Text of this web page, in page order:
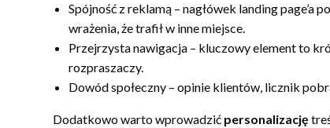
Spójność z reklamą – nagłówek landing
wrażenia, że trafił w inne miejsce.
Przejrzysta nawigacja – kluczowy element to
rozpraszaczy.
Dowód społeczny – opinie klientów, licznik
Dodatkowo warto wprowadzić personalizację